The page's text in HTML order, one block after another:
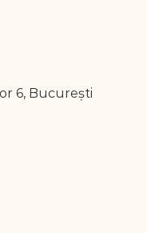
6, București